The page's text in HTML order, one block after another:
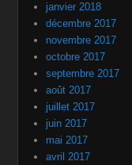
janvier 2018
décembre 2017
novembre 2017
octobre 2017
septembre 2017
août 2017
juillet 2017
juin 2017
mai 2017
avril 2017